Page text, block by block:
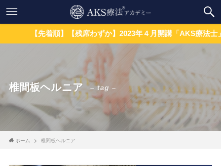
【先着順】【残席わずか】2023年４月開講「AKS療法士」養
椎間板ヘルニア – tag –
ホーム 椎間板ヘルニア